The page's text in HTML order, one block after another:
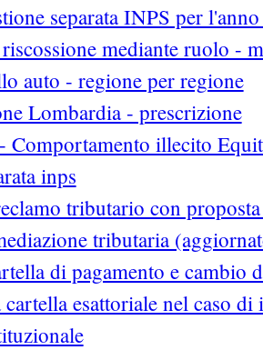
separata INPS per
mediante ruolo -
auto - regione per regione
Lombardia - prescrizione
Comportamento illecito
inps
tributario con
tributaria
di pagamento e cambio
esattoriale nel caso